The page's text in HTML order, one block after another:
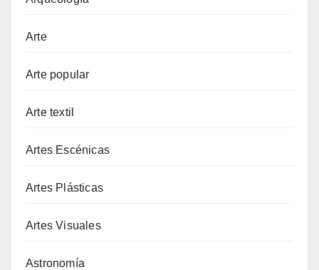
Arte
Arte popular
Arte textil
Artes Escénicas
Artes Plásticas
Artes Visuales
Astronomía